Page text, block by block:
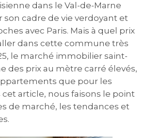
dans le Val-de-Marne
son cadre de vie verdoyant et
avec Paris. Mais à quel prix
dans cette commune très
le marché immobilier saint-
des prix au mètre carré élevés,
que pour les
cet article, nous faisons le point
de marché, les tendances et